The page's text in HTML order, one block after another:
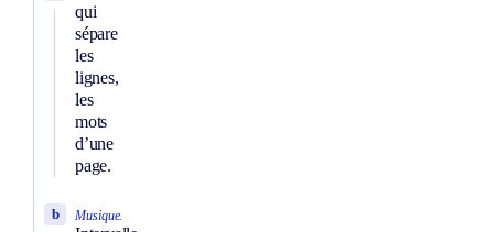
qui
sépare
les
lignes,
les
mots
d’une
page.
Musique.
b